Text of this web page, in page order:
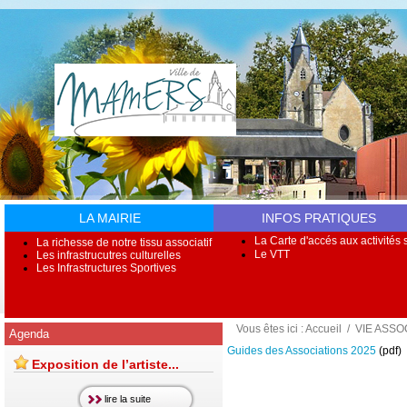
LA MAIRIE INFOS PRATIQUES
La richesse de notre tissu associatif
Les infrastrucutres culturelles
Les Infrastructures Sportives
Le VTT
La Carte d'accés aux activités
Vous êtes ici :Accueil / VIE
Guides des Associations 2025 (pdf)
Agenda
Exposition de l’artiste...
lire la suite